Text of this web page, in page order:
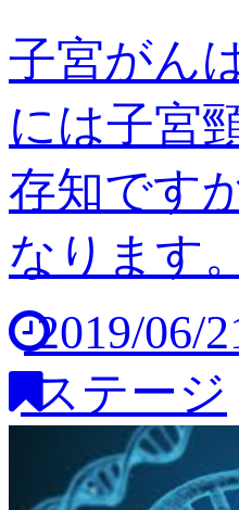
子宮がん
には子宮
存知です
なります
2019/06/
ステージ